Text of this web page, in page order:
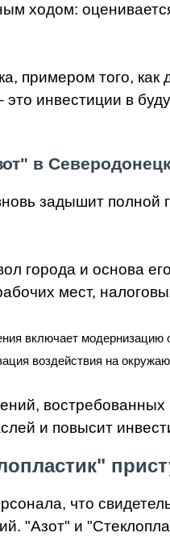
ходом:
примером того,
инвестиции в
в
задышит
города и основа
мест,
включает модернизацию
воздействия на
и повысит
что
"Азот" и